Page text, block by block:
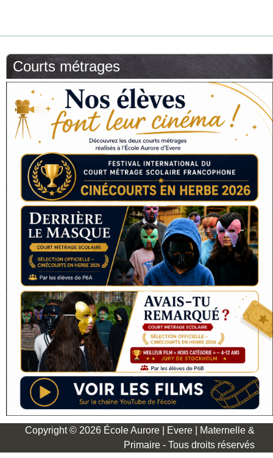
Courts métrages
Copyright © 2026 École Aurore | Evere | Maternelle &
Primaire - Tous droits réservés